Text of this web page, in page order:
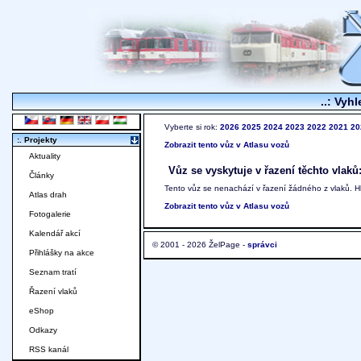
..:
Vyberte si rok: 2026 2025 2024 2023 2022 2021
Zobrazit tento vůz v Atlasu vozů
Vůz se vyskytuje v řazení těchto vlaků:
Tento vůz se nenachází v řazení žádného z vlaků.
Zobrazit tento vůz v Atlasu vozů
© 2001 - 2026 ŽelPage - správci
:. Projekty
Aktuality
Články
Atlas drah
Fotogalerie
Kalendář akcí
Přihlášky na akce
Seznam tratí
Řazení vlaků
eShop
Odkazy
RSS kanál